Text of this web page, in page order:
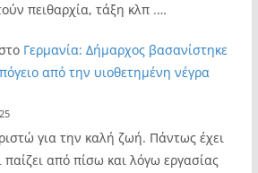
πειθαρχία, τάξη κλπ .…
Γερμανία: Δήμαρχος βασανίστηκε
από την υιοθετημένη νέγρα
για την καλή ζωή. Πάντως έχει
παίζει από πίσω και λόγω εργασίας